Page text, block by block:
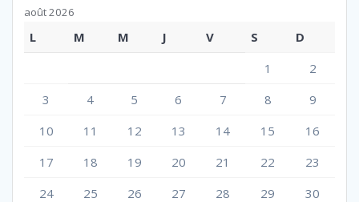
août 2026
L M M J V S
D
1
2
3
4 5 6 7 8
9
10
11 12 13 14 15
16
17
18 19 20 21 22
23
24
25 26 27 28 29
30